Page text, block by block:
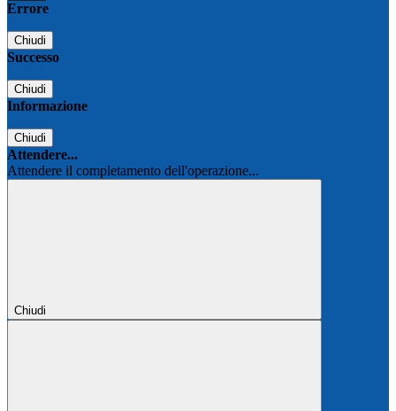
Errore
Chiudi
Successo
Chiudi
Informazione
Chiudi
Attendere...
Attendere il completamento dell'operazione...
Chiudi